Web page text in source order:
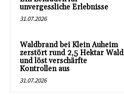
unvergessliche Erlebnisse
31.07.2026
Waldbrand bei Klein Auheim
zerstört rund 2,5 Hektar Wald
und löst verschärfte
Kontrollen aus
31.07.2026